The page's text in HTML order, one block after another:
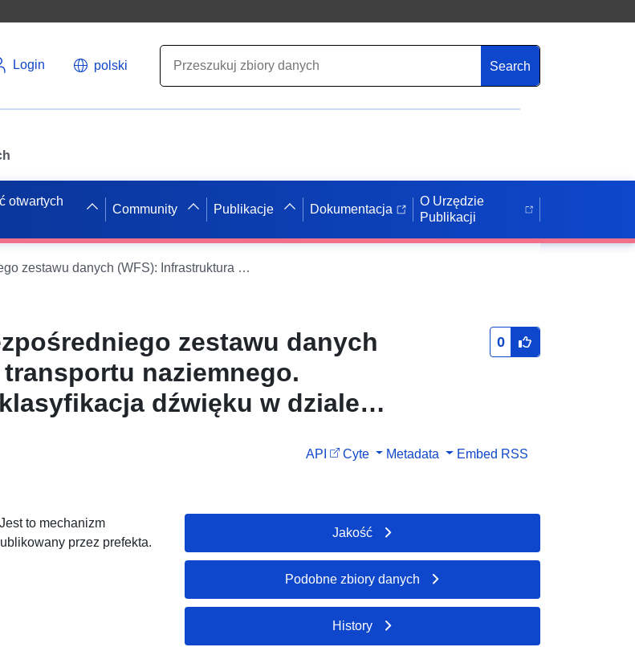
Login polski Search
otwartych
Community Publikacje Dokumentacja
O Urzędzie
Publikacji
Usługa pobierania bezpośredniego zestawu danych (WFS): Infrastruktura transportu naziemnego. Orientacyjna liniowa klasyfikacja dźwięku w dziale Lot (46)
zestawu danych
naziemnego.
dźwięku w dziale
0
API Cyte Metadata Embed RSS
to mechanizm
przez prefekta.
Jakość
Podobne zbiory danych
History